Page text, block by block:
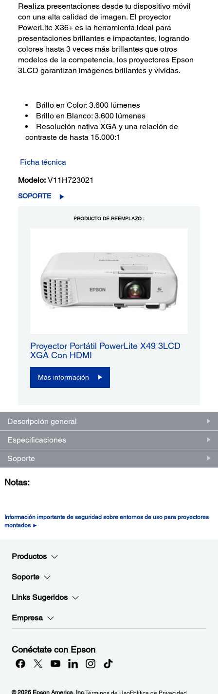
Realiza presentaciones desde tu dispositivo móvil
con una alta calidad de imagen. El proyector
PowerLite X36+ es la herramienta ideal para
presentaciones brillantes e impactantes, logrando
colores hasta 3 veces más brillantes que otros
modelos de la competencia, los proyectores Epson
3LCD garantizan imágenes brillantes y vívidas.
Brillo en Color: 3.600 lúmenes
Brillo en Blanco: 3.600 lúmenes
Resolución nativa XGA y una relación de
contraste de hasta 15.000:1
Ficha técnica
Modelo: V11H723021
SOPORTE
PRODUCTO DE REEMPLAZO :
Proyector Portátil PowerLite X49 3LCD
XGA Con HDMI
Más información
Descripción general
Especificaciones
Soporte
Notas:
Información importante de seguridad sobre entornos de uso para proyectores
montados ►
Productos
Soporte
Links Sugeridos
Empresa
Conéctate con Epson
© 2026 Epson America, Inc.